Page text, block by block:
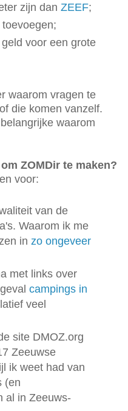
zijn dan ZEEF;
voor een grote
waarom vragen te
die komen vanzelf.
waarom
ZOMDir te maken?
voor:
van de
Waarom ik me
in zo ongeveer
met links over
campings in
veel
site DMOZ.org
Zeeuwse
ik weet had van
(en
al in Zeeuws-